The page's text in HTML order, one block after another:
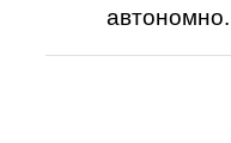
автономно.